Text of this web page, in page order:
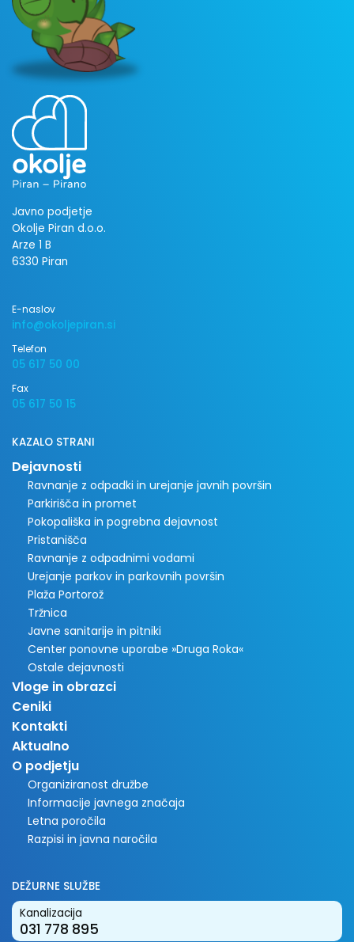
Javno podjetje
Okolje Piran d.o.o.
Arze 1 B
6330 Piran
E-naslov
info@okoljepiran.si
Telefon
05 617 50 00
Fax
05 617 50 15
KAZALO STRANI
Dejavnosti
Ravnanje z odpadki in urejanje javnih površin
Parkirišča in promet
Pokopališka in pogrebna dejavnost
Pristanišča
Ravnanje z odpadnimi vodami
Urejanje parkov in parkovnih površin
Plaža Portorož
Tržnica
Javne sanitarije in pitniki
Center ponovne uporabe »Druga Roka«
Ostale dejavnosti
Vloge in obrazci
Ceniki
Kontakti
Aktualno
O podjetju
Organiziranost družbe
Informacije javnega značaja
Letna poročila
Razpisi in javna naročila
DEŽURNE SLUŽBE
Kanalizacija
031 778 895